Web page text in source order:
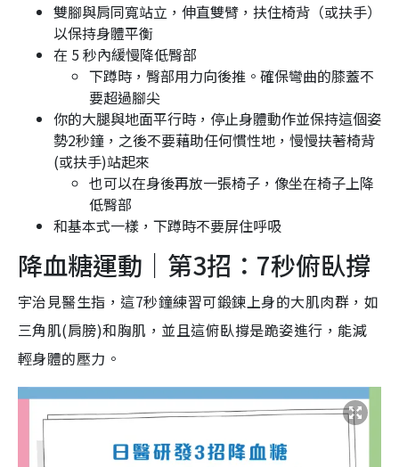
雙腳與肩同寬站立，伸直雙臂，扶住椅背（或扶手）
以保持身體平衡
在 5 秒內緩慢降低臀部
下蹲時，臀部用力向後推。確保彎曲的膝蓋不
要超過腳尖
你的大腿與地面平行時，停止身體動作並保持這個姿
勢2秒鐘，之後不要藉助任何慣性地，慢慢扶著椅背
(或扶手)站起來
也可以在身後再放一張椅子，像坐在椅子上降
低臀部
和基本式一樣，下蹲時不要屏住呼吸
降血糖運動｜第3招：7秒俯臥撐
宇治見醫生指，這7秒鐘練習可鍛鍊上身的大肌肉群，如
三角肌(肩膀)和胸肌，並且這俯臥撐是跪姿進行，能減
輕身體的壓力。